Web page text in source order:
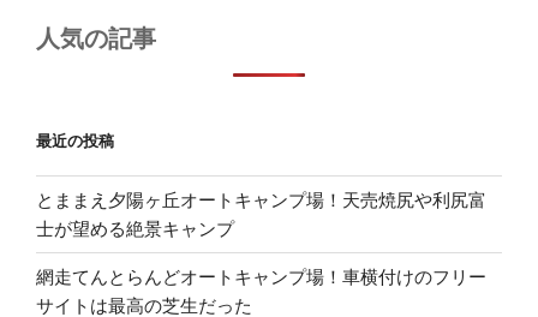
人気の記事
最近の投稿
とままえ夕陽ヶ丘オートキャンプ場！天売焼尻や利尻富
士が望める絶景キャンプ
網走てんとらんどオートキャンプ場！車横付けのフリー
サイトは最高の芝生だった